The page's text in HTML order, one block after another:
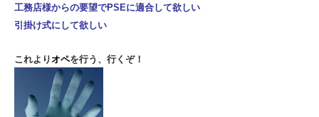
工務店様からの要望でPSEに適合して欲しい
引掛け式にして欲しい
これよりオペを行う、 行くぞ！